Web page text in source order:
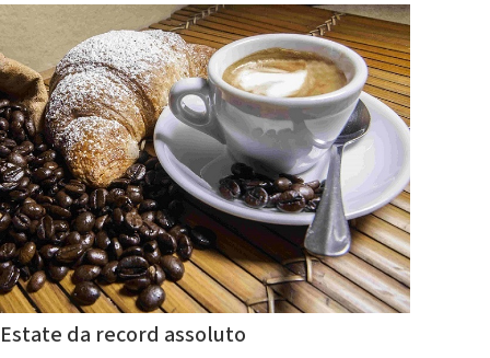
Estate da record assoluto